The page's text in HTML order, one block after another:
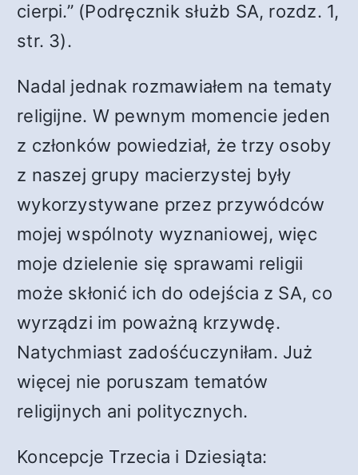
cierpi.” (Podręcznik służb SA, rozdz. 1,
str. 3).
Nadal jednak rozmawiałem na tematy
religijne. W pewnym momencie jeden
z członków powiedział, że trzy osoby
z naszej grupy macierzystej były
wykorzystywane przez przywódców
mojej wspólnoty wyznaniowej, więc
moje dzielenie się sprawami religii
może skłonić ich do odejścia z SA, co
wyrządzi im poważną krzywdę.
Natychmiast zadośćuczyniłam. Już
więcej nie poruszam tematów
religijnych ani politycznych.
Koncepcje Trzecia i Dziesiąta: